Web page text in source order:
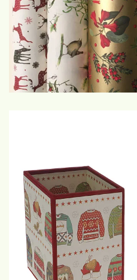
€10 (1), €18
GROTE